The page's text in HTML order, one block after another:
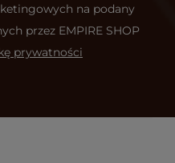
na podany
przez EMPIRE SHOP
prywatności